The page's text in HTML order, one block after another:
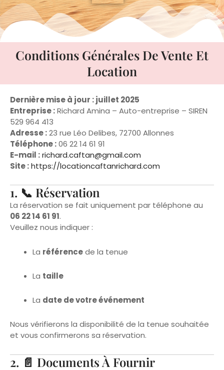
Conditions Générales De Vente Et
Location
Dernière mise à jour : juillet 2025
529 964 413
Adresse :23 rue Léo Delibes, 72700 Allonnes
Téléphone :
E-mail :richard.caftan@gmail.com
Site :https://locationcaftanrichard.com
1. 📞 Réservation
La réservation se fait uniquement par téléphone au
06 22 14 61 91.
Veuillez nous indiquer :
Laréférencede la tenue
La taille
La date de votre événement
Nous vérifierons la disponibilité de la tenue souhaitée
2. 📄 Documents À Fournir
Pour valider votre location, vous devez
impérativement envoyer :